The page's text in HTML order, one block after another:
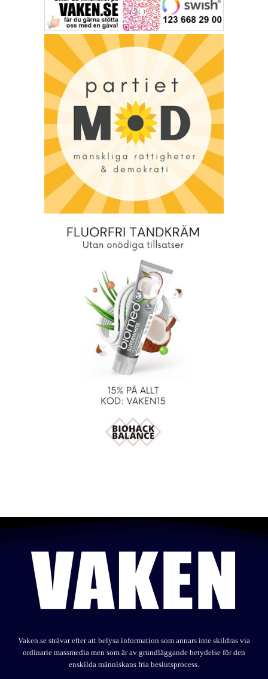
Vaken.se strävar efter att belysa information som annars inte skildras via
ordinarie massmedia men som är av grundläggande betydelse för den
enskilda människans fria beslutsprocess.